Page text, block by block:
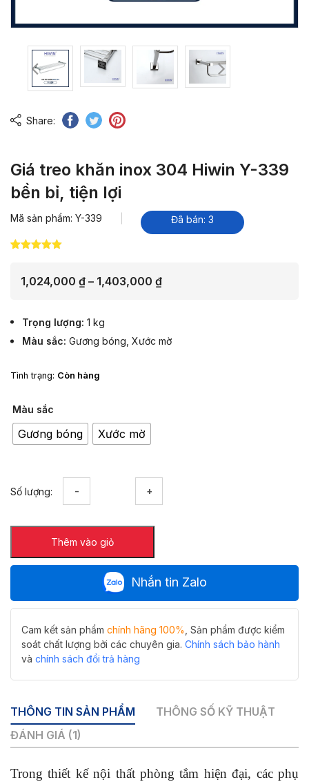
Share:
Giá treo khăn inox 304 Hiwin Y-339
bền bỉ, tiện lợi
Mã sản phẩm: Y-339 Đã bán: 3
đánh giá
1,024,000 ₫ – 1,403,000 ₫Khoảng
đến
Trọng lượng 1 kg
Màu sắc Gương bóng Xước mờ
Tình trạng: Còn hàng
Màu sắc
Gương bóng Xước mờ
Số lượng:
inox
304
Hiwin
339
bền
tiện
lợi
số
Thêm vào giỏ
Nhắn tin Zalo
Cam kết sản phẩm chính hãng 100% , Sản phẩm được kiểm
soát chất lượng bởi các chuyên gia. Chính sách bảo hành
và chính sách đổi trả hàng
THÔNG TIN SẢN PHẨM
THÔNG SỐ KỸ THUẬT
ĐÁNH GIÁ (1)
Trong thiết kế nội thất phòng tắm hiện đại, các phụ